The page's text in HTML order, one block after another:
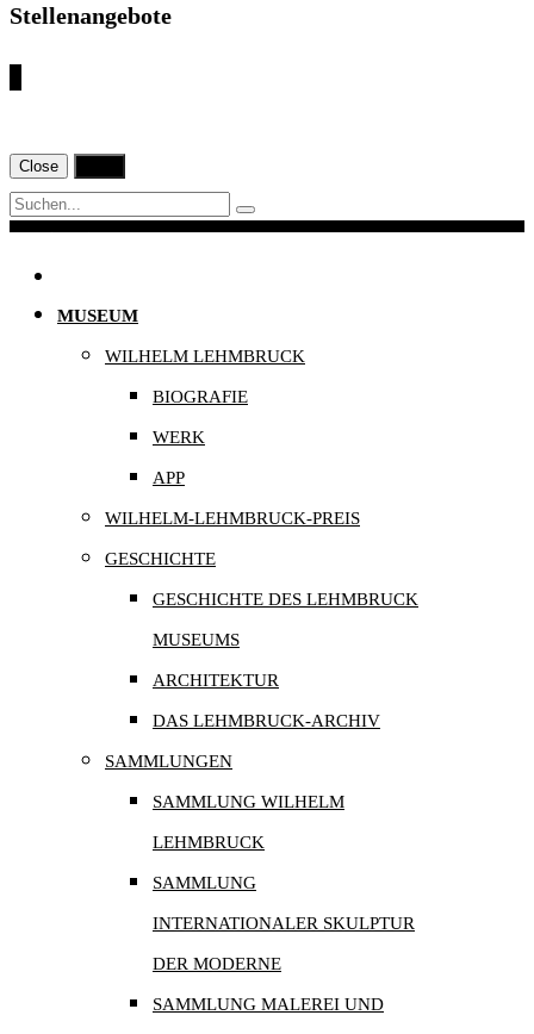
Stellenangebote
Close
Navigation
MUSEUM
WILHELM LEHMBRUCK
BIOGRAFIE
WERK
APP
WILHELM-LEHMBRUCK-PREIS
GESCHICHTE
GESCHICHTE DES LEHMBRUCK
MUSEUMS
ARCHITEKTUR
DAS LEHMBRUCK-ARCHIV
SAMMLUNGEN
SAMMLUNG WILHELM
LEHMBRUCK
SAMMLUNG
INTERNATIONALER SKULPTUR
DER MODERNE
SAMMLUNG MALEREI UND